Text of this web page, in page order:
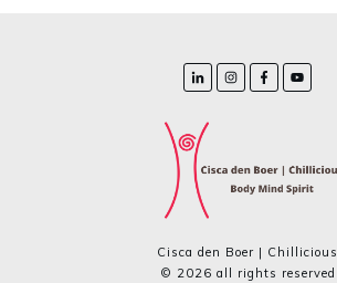
Cisca den Boer | Chillicious
© 2026 all rights reserved